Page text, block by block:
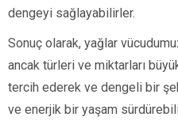
dengeyi sağlayabilirler.
Sonuç olarak, yağlar
ancak türleri ve miktarları
tercih ederek ve dengeli bir
ve enerjik bir yaşam